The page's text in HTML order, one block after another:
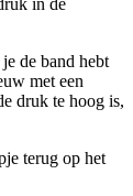
in de
de band hebt
met een
druk te hoog is,
terug op het